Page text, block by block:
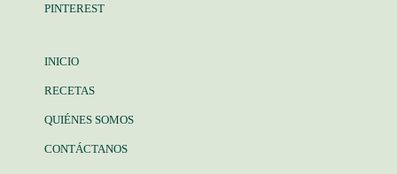
PINTEREST
INICIO
RECETAS
QUIÉNES SOMOS
CONTÁCTANOS